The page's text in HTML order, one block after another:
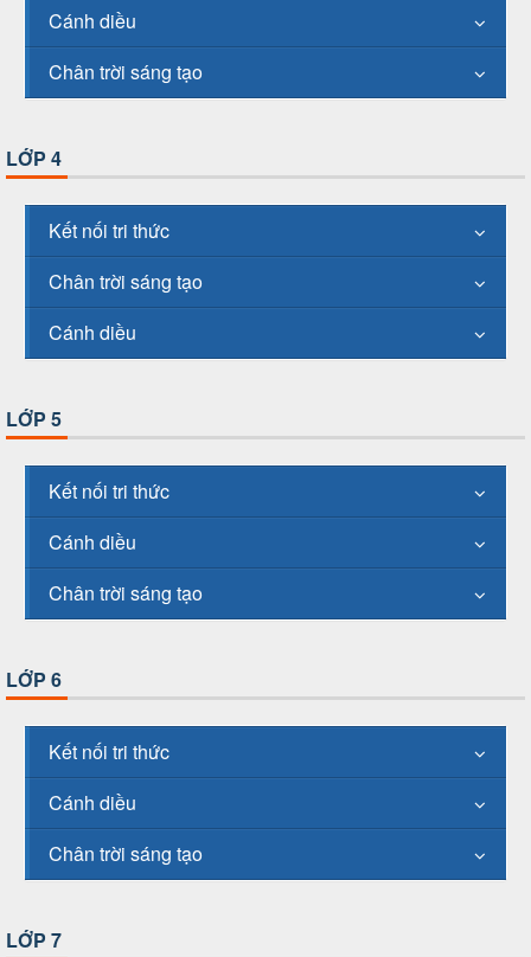
Cánh diều
Chân trời sáng tạo
LỚP 4
Kết nối tri thức
Chân trời sáng tạo
Cánh diều
LỚP 5
Kết nối tri thức
Cánh diều
Chân trời sáng tạo
LỚP 6
Kết nối tri thức
Cánh diều
Chân trời sáng tạo
LỚP 7